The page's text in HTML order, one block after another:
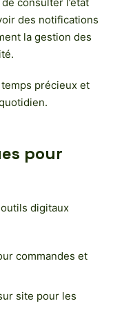
consulter l’état
des notifications
la gestion des
précieux et
pour
outils digitaux
commandes et
site pour les